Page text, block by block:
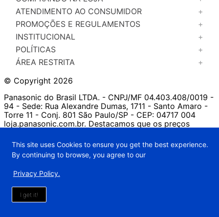
This site uses Cookies to ensure you get the best experience.
By continuing to browse, you agree to our
Privacy Policy.
I get it!
ATENDIMENTO AO CONSUMIDOR
+
PROMOÇÕES E REGULAMENTOS
+
INSTITUCIONAL
+
POLÍTICAS
+
ÁREA RESTRITA
+
© Copyright 2026
Panasonic do Brasil LTDA. - CNPJ/MF 04.403.408/0019 -
94 - Sede: Rua Alexandre Dumas, 1711 - Santo Amaro -
Torre 11 - Conj. 801 São Paulo/SP - CEP: 04717 004
loja.panasonic.com.br. Destacamos que os preços
outros meios de comunicação e sites de buscas. Em
caso de divergência, o preço válido é o do carrinho de
compras. Imagens meramente ilustrativas. A venda dos
estoque. Preços e condições sujeitos a alterações sem
aviso prévio.